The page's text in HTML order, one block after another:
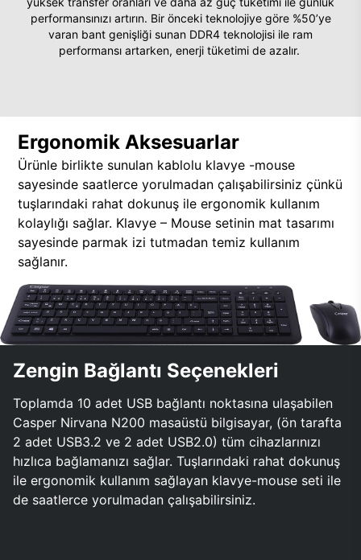
performansınızı artırın. Bir önceki teknolojiye göre %50’ye
varan bant genişliği sunan DDR4 teknolojisi ile ram
performansı artarken, enerji tüketimi de azalır.
Ergonomik Aksesuarlar
Ürünle birlikte sunulan kablolu klavye -mouse
sayesinde saatlerce yorulmadan çalışabilirsiniz çünkü
tuşlarındaki rahat dokunuş ile ergonomik kullanım
kolaylığı sağlar. Klavye – Mouse setinin mat tasarımı
sayesinde parmak izi tutmadan temiz kullanım
sağlanır.
Zengin Bağlantı Seçenekleri
Toplamda 10 adet USB bağlantı noktasına ulaşabilen
Casper Nirvana N200 masaüstü bilgisayar, (ön tarafta
2 adet USB3.2 ve 2 adet USB2.0) tüm cihazlarınızı
hızlıca bağlamanızı sağlar. Tuşlarındaki rahat dokunuş
ile ergonomik kullanım sağlayan klavye-mouse seti ile
de saatlerce yorulmadan çalışabilirsiniz.